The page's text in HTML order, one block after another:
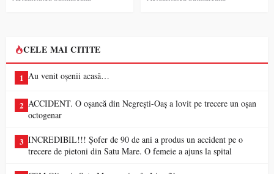
CELE MAI CITITE
1 Au venit oșenii acasă…
2 ACCIDENT. O oșancă din Negrești-Oaș a lovit pe trecere un oșan
octogenar
3 INCREDIBIL!!! Șofer de 90 de ani a produs un accident pe o
trecere de pietoni din Satu Mare. O femeie a ajuns la spital